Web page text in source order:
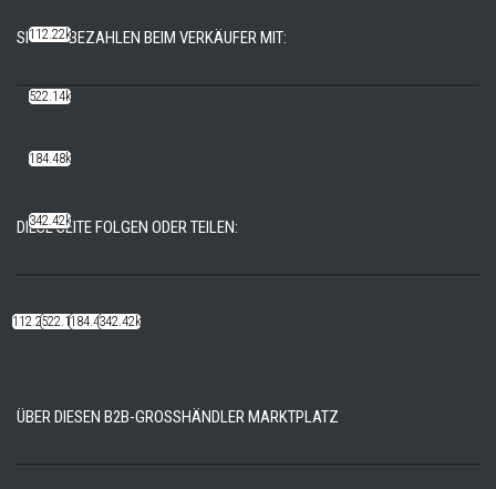
SICHER BEZAHLEN BEIM VERKÄUFER MIT:
DIESE SEITE FOLGEN ODER TEILEN:
112.22k522.14k184.48k342.42k
ÜBER DIESEN B2B-GROSSHÄNDLER MARKTPLATZ
112.22k
522.14k
184.48k
342.42k